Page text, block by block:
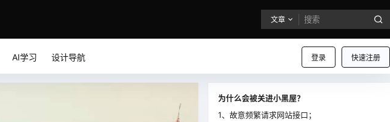
文章
登录 快速注册
AI学习 设计导航
为什么会被关进小黑屋？
1、故意频繁请求网站接口；